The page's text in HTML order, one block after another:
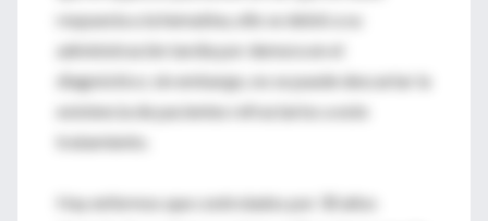
respuesta a la hematina, ello se debió a su
administración tardía por demora en el
diagnóstico; sin embargo, no se puede descartar la
existencia de pacientes refractarios a este
tratamiento.
Hay enfermos que controlados por 30 años